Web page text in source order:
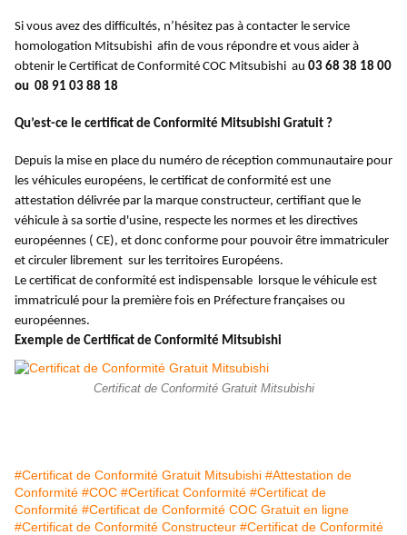
Si vous avez des difficultés, n’hésitez pas à contacter le service
homologation Mitsubishi afin de vous répondre et vous aider à
obtenir le Certificat de Conformité COC Mitsubishi au 03 68 38 18 00
ou 08 91 03 88 18
Qu’est-ce le certificat de Conformité Mitsubishi Gratuit ?
Depuis la mise en place du numéro de réception communautaire pour
les véhicules européens, le certificat de conformité est une
attestation délivrée par la marque constructeur, certifiant que le
véhicule à sa sortie d'usine, respecte les normes et les directives
européennes ( CE), et donc conforme pour pouvoir être immatriculer
et circuler librement sur les territoires Européens.
Le certificat de conformité est indispensable lorsque le véhicule est
immatriculé pour la première fois en Préfecture françaises ou
européennes.
Exemple de Certificat de Conformité Mitsubishi
Certificat de Conformité Gratuit Mitsubishi
#Certificat de Conformité Gratuit Mitsubishi #Attestation de
Conformité #COC #Certificat Conformité #Certificat de
Conformité #Certificat de Conformité COC Gratuit en ligne
#Certificat de Conformité Constructeur #Certificat de Conformité